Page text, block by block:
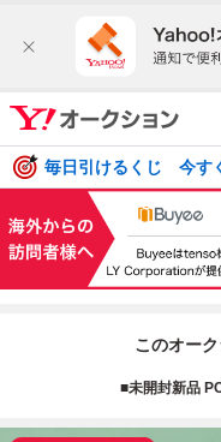
毎日引けるくじ 今す
このオー
■未開封新品